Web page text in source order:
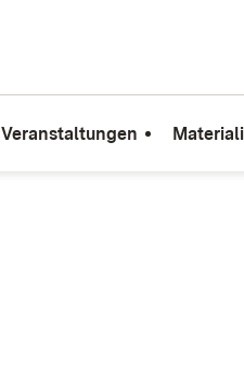
Veranstaltungen